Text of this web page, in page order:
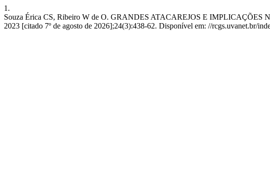
1.
Souza Érica CS, Ribeiro W de O. GRANDES ATACAREJOS E
2023 [citado 7º de agosto de 2026];24(3):438-62. Disponível em: //rcgs.uvanet.br/